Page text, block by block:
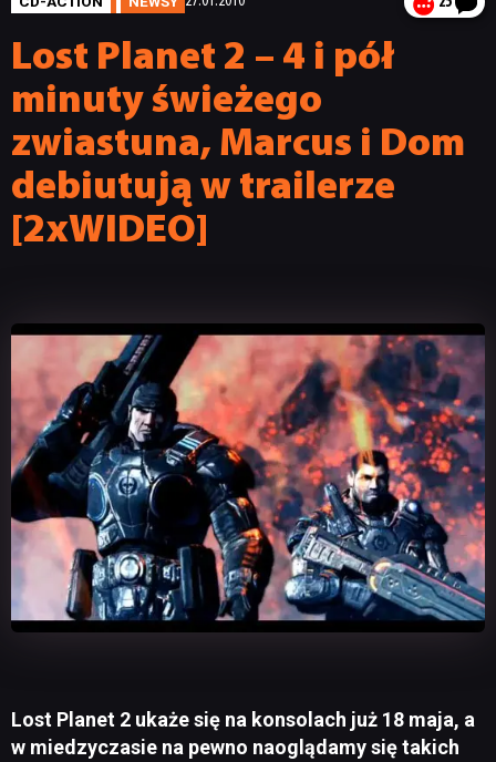
Lost Planet 2 – 4 i pół
minuty świeżego
zwiastuna, Marcus i Dom
debiutują w trailerze
[2xWIDEO]
Lost Planet 2 ukaże się na konsolach już 18 maja, a
w miedzyczasie na pewno naoglądamy się takich